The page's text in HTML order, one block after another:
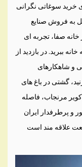
خرید سوغاتی نگرانی
به فروش صنایع
صفا، تجربه ای
ببرید. در بازدید از
و شاهکارهای
گشتی در باغ های
مرنجاب، فاصله
و پرطرفدار ایران
علاقه مند است